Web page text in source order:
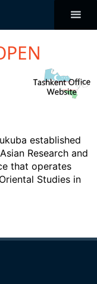
established
Research and
that operates
Studies in